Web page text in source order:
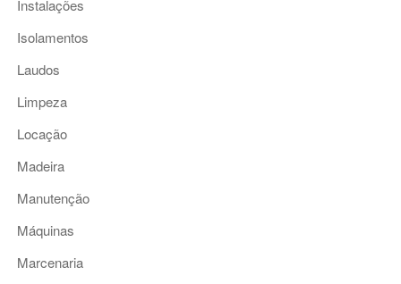
Instalações
Isolamentos
Laudos
Limpeza
Locação
Madeira
Manutenção
Máquinas
Marcenaria